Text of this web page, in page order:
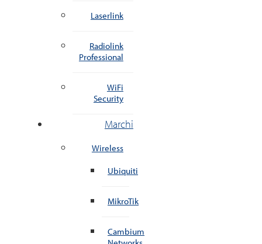
Laserlink
Radiolink
Professional
WiFi
Security
Marchi
Wireless
Ubiquiti
MikroTik
Cambium